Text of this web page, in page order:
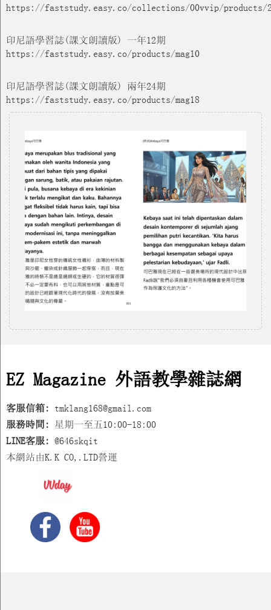
https://faststudy.easy.co/collections/00vvip/products/
印尼語學習誌(課文朗讀版) 一年12期
https://faststudy.easy.co/products/mag10
印尼語學習誌(課文朗讀版) 兩年24期
https://faststudy.easy.co/products/mag18
EZ Magazine 外語教學雜誌網
客服信箱: tmklang168@gmail.com
服務時間: 星期一至五10:00-18:00
LINE客服: @646skqit
本網站由K.K CO,.LTD營運